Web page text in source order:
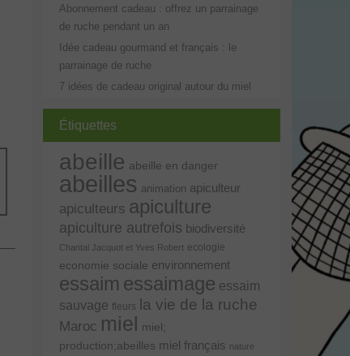
Abonnement cadeau : offrez un parrainage
de ruche pendant un an
Idée cadeau gourmand et français : le
parrainage de ruche
7 idées de cadeau original autour du miel
Étiquettes
abeille abeille en danger
abeilles animation apiculteur
apiculteurs apiculture
apiculture autrefois biodiversité
Chantal Jacquot et Yves Robert ecologie
economie sociale environnement
essaim essaimage essaim
sauvage fleurs la vie de la ruche
Maroc miel
miel;
production;abeilles miel français nature